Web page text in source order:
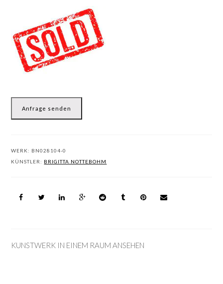
Anfrage senden
WERK: BN028104-0
KÜNSTLER: BRIGITTA NOTTEBOHM
KUNSTWERK IN EINEM RAUM ANSEHEN